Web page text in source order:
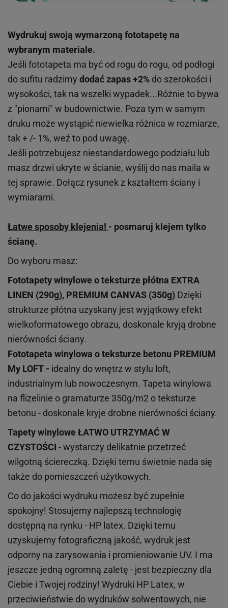
Wydrukuj swoją wymarzoną fototapetę na
wybranym materiale.
Jeśli fototapeta ma być od rogu do rogu, od podłogi
do sufitu radzimy dodać zapas +2% do szerokości i
wysokości, tak na wszelki wypadek...Różnie to bywa
z "pionami" w budownictwie. Poza tym w samym
druku może wystąpić niewielka różnica w rozmiarze,
tak + /- 1%, weź to pod uwagę.
Jeśli potrzebujesz niestandardowego podziału lub
masz drzwi ukryte w ścianie, wyślij do nas maila w
tej sprawie. Dołącz rysunek z kształtem ściany i
wymiarami.
Łatwe sposoby klejenia! - posmaruj klejem tylko
ścianę.
Do wyboru masz:
Fototapety winylowe oteksturze płótna EXTRA
LINEN (290g), PREMIUM CANVAS (350g) Dzięki
strukturze płótna uzyskany jest wyjątkowy efekt
wielkoformatowego obrazu, doskonale kryją drobne
nierówności ściany.
Fototapeta winylowa oteksturze betonu PREMIUM
My LOFT - idealny do wnętrz w stylu loft,
industrialnym lub nowoczesnym. Tapeta winylowa
na flizelinie o gramaturze 350g/m2 o teksturze
betonu - doskonale kryje drobne nierówności ściany.
Tapety winyloweŁATWO UTRZYMAĆ W
CZYSTOŚCI - wystarczy delikatnie przetrzeć
wilgotną ściereczką. Dzięki temu świetnie nada się
także do pomieszczeń użytkowych.
Co do jakości wydruku możesz być zupełnie
spokojny! Stosujemy najlepszą technologię
dostępną na rynku - HP latex. Dzięki temu
uzyskujemy fotograficzną jakość, wydruk jest
odporny na zarysowania i promieniowanie UV. I ma
jeszcze jedną ogromną zaletę - jest bezpieczny dla
Ciebie i Twojej rodziny! Wydruki HP Latex, w
przeciwieństwie do wydruków solwentowych, nie